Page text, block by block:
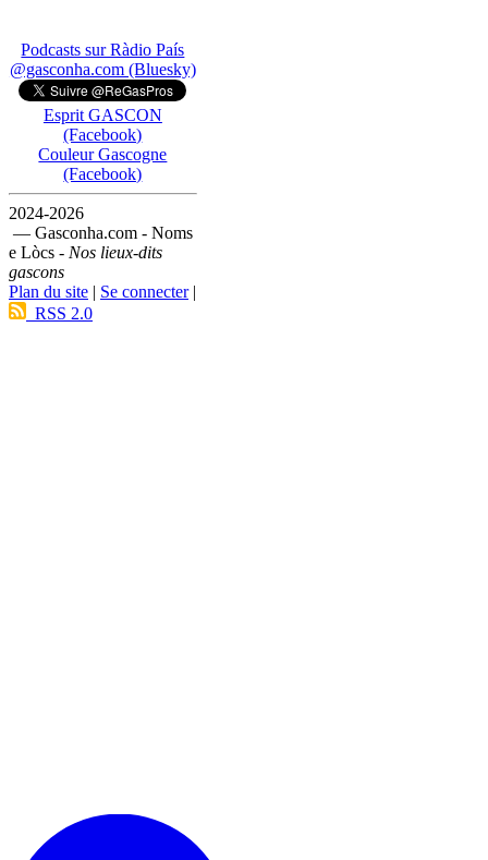
Podcasts sur Ràdio País
@gasconha.com (Bluesky)
Esprit GASCON
(Facebook)
Couleur Gascogne
(Facebook)
2024-2026
— Gasconha.com - Noms
e Lòcs - Nos lieux-dits
gascons
Plan du site | Se connecter|
RSS 2.0